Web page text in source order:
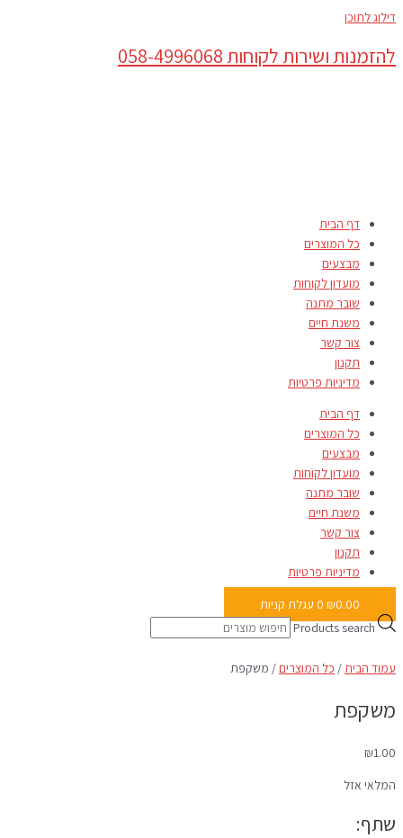
דילוג לתוכן
להזמנות ושירות לקוחות 058-4996068
דף הבית
כל המוצרים
מבצעים
מועדון לקוחות
שובר מתנה
משנת חיים
צור קשר
תקנון
מדיניות פרטיות
דף הבית
כל המוצרים
מבצעים
מועדון לקוחות
שובר מתנה
משנת חיים
צור קשר
תקנון
מדיניות פרטיות
₪0.00
0 עגלת קניות
Products search
עמוד הבית/ כל המוצרים / משקפת
משקפת
₪1.00
המלאי אזל
שתף: